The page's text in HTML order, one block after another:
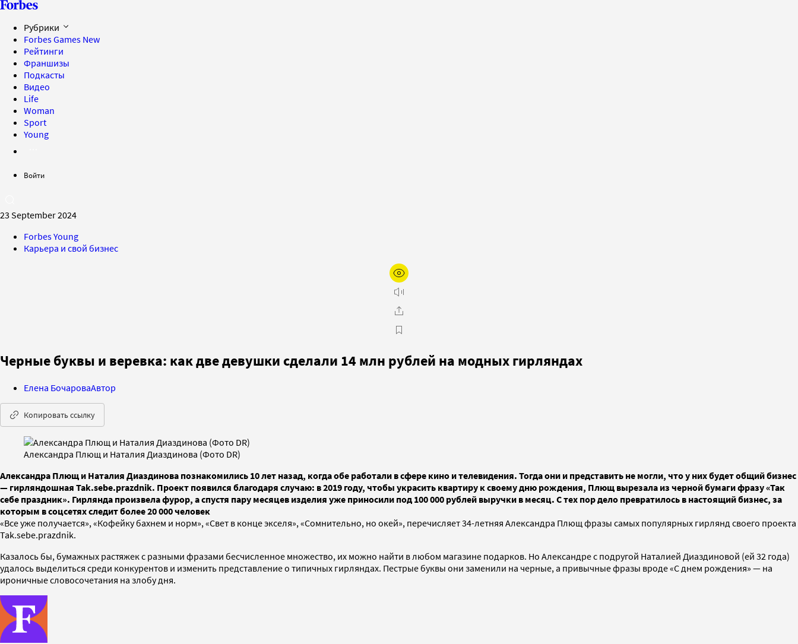
Рубрики
Forbes Games New
Рейтинги
Франшизы
Подкасты
Видео
Life
Woman
Sport
Young
Войти
23 September 2024
Forbes Young
Карьера и свой бизнес
Черные буквы и веревка: как две девушки сделали 14 млн рублей на модных гирляндах
Елена БочароваАвтор
Копировать ссылку
Александра Плющ и Наталия Диаздинова (Фото DR)
Александра Плющ и Наталия Диаздинова познакомились 10 лет назад, когда обе работали в сфере кино и телевидения. Тогда они и представить не могли, что у них будет общий бизнес
— гирляндошная Tak.sebe.prazdnik. Проект появился благодаря случаю: в 2019 году, чтобы украсить квартиру к своему дню рождения, Плющ вырезала из черной бумаги фразу «Так
себе праздник». Гирлянда произвела фурор, а спустя пару месяцев изделия уже приносили под 100 000 рублей выручки в месяц. С тех пор дело превратилось в настоящий бизнес, за
которым в соцсетях следит более 20 000 человек
«Все уже получается», «Кофейку бахнем и норм», «Свет в конце экселя», «Сомнительно, но окей», перечисляет 34-летняя Александра Плющ фразы самых популярных гирлянд своего проекта
Tak.sebe.prazdnik.
Казалось бы, бумажных растяжек с разными фразами бесчисленное множество, их можно найти в любом магазине подарков. Но Александре с подругой Наталией Диаздиновой (ей 32 года)
удалось выделиться среди конкурентов и изменить представление о типичных гирляндах. Пестрые буквы они заменили на черные, а привычные фразы вроде «С днем рождения» — на
ироничные словосочетания на злобу дня.